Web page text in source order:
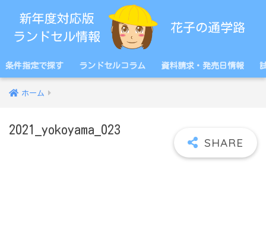
条件指定で探す ランドセルコラム 資料請求・発売日情報
ホーム
2021_yokoyama_023